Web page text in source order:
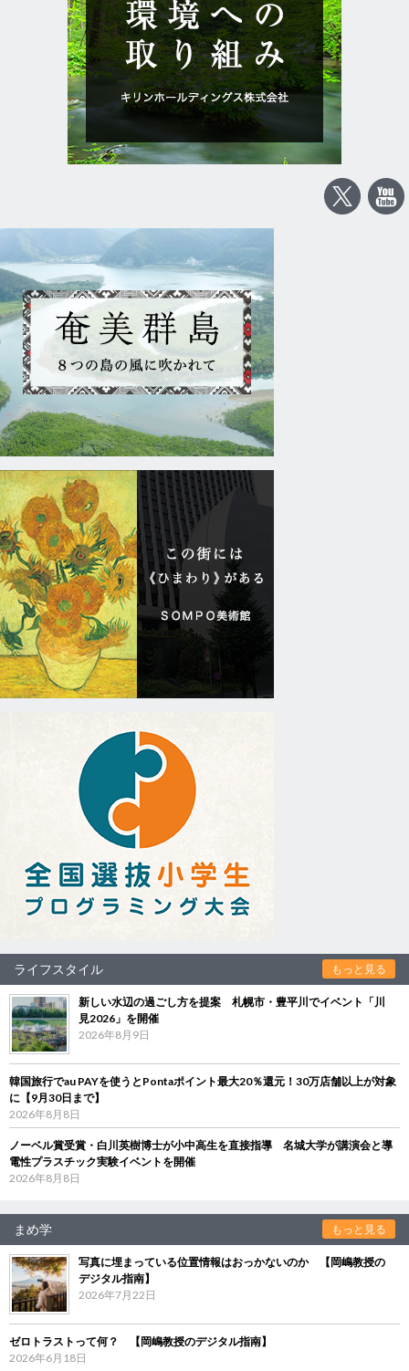
ライフスタイル もっと見る
新しい水辺の過ごし方を提案 札幌市・豊平川でイベント「川
見2026」を開催
2026年8月9日
韓国旅行でau PAYを使うとPontaポイント最大20％還元！30万店舗以上が対象
に【9月30日まで】
2026年8月8日
ノーベル賞受賞・白川英樹博士が小中高生を直接指導 名城大学が講演会と導
電性プラスチック実験イベントを開催
2026年8月8日
まめ学 もっと見る
写真に埋まっている位置情報はおっかないのか 【岡嶋教授の
デジタル指南】
2026年7月22日
ゼロトラストって何？ 【岡嶋教授のデジタル指南】
2026年6月18日